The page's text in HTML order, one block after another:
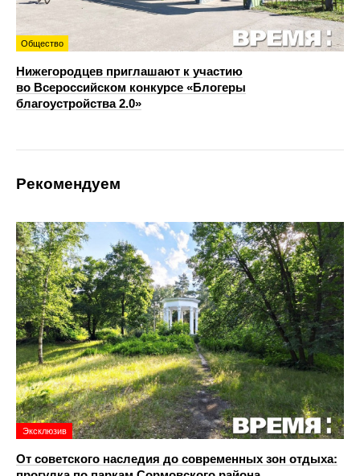
Общество
Нижегородцев приглашают к участию
во Всероссийском конкурсе «Блогеры
благоустройства 2.0»
Рекомендуем
Эксклюзив
От советского наследия до современных зон отдыха: